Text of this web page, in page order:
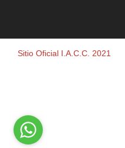
Sitio Oficial I.A.C.C. 2021